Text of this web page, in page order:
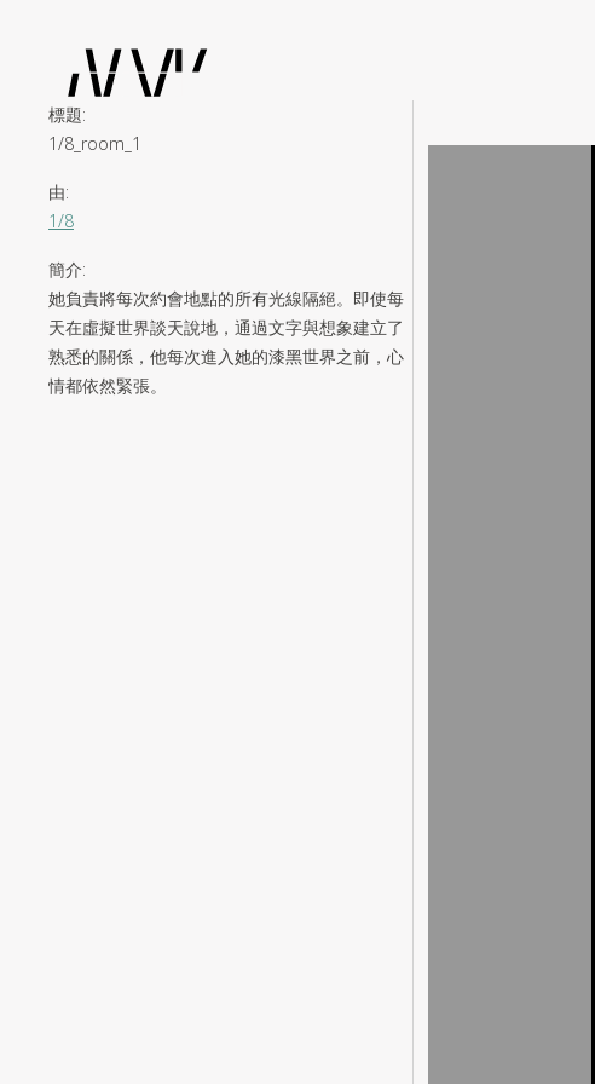
標題:
1/8_room_1
由:
1/8
簡介:
她負責將每次約會地點的所有光線隔絕。即使每
天在虛擬世界談天說地，通過文字與想象建立了
熟悉的關係，他每次進入她的漆黑世界之前，心
情都依然緊張。